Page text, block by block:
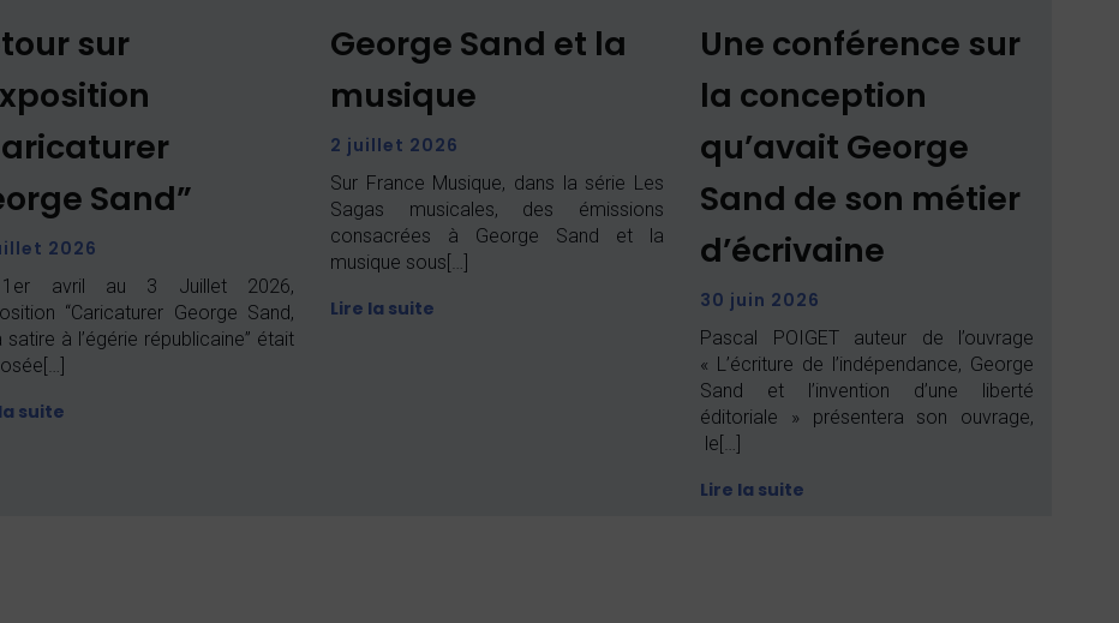
sur
Sand”
2026
avril au 3 Juillet 2026,
“Caricaturer George Sand,
satire à l’égérie républicaine” était
suite
George Sand et la
musique
2 juillet 2026
Sur France Musique, dans la série Les
Sagas musicales, des émissions
consacrées à George Sand et la
musique sous[…]
Lire la suite
Une conférence sur
la conception
qu’avait George
Sand de son métier
d’écrivaine
30 juin 2026
Pascal POIGET auteur de l’ouvrage
« L’écriture de l’indépendance, George
Sand et l’invention d’une liberté
éditoriale » présentera son ouvrage,
le[…]
Lire la suite